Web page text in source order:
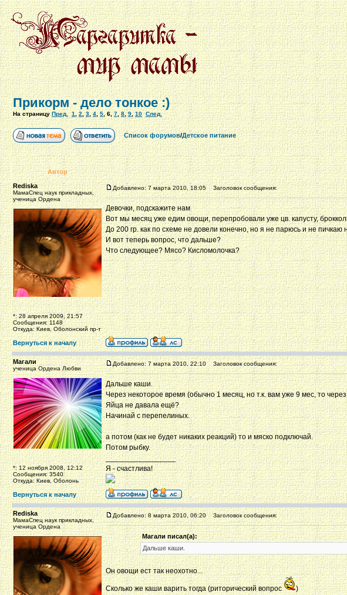
Прикорм - дело тонкое :)
На страницуПред. 1,2,3,4,5,6,7,8,9,10 След.
Список форумов/Детское питание
Автор
Rediska
МамаСпец наук прикладных,
ученица Ордена
*: 28 апреля 2009, 21:57
Сообщения: 1148
Откуда: Киев, Оболонский пр-т
Добавлено: 7 марта 2010, 18:05 Заголовок сообщения:
Девочки, подскажите нам
Вот мы месяц уже едим овощи, перепробовали уже цв. капусту,
До 200 гр. как по схеме не довели конечно, но я не парюсь и не пичкаю
И вот теперь вопрос, что дальше?
Что следующее? Мясо? Кисломолочка?
Вернуться к началу
Магали
ученица Ордена Любви
*: 12 ноября 2008, 12:12
Сообщения: 3540
Откуда: Киев, Оболонь
Добавлено: 7 марта 2010, 22:10 Заголовок сообщения:
Дальше каши.
Через некоторое время (обычно 1 месяц, но т.к. вам уже 9 мес, то
Яйца не давала ещё?
Начинай с перепелиных.
а потом (как не будет никаких реакций) то и мяско подключай.
Потом рыбку.
_________________
Я - счастлива!
Вернуться к началу
Rediska
МамаСпец наук прикладных,
ученица Ордена
Добавлено: 8 марта 2010, 06:20 Заголовок сообщения:
Магали писал(а):
Дальше каши.
Он овощи ест так неохотно...
Сколько же каши варить тогда (риторический вопрос )